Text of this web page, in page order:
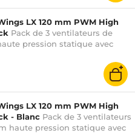
LX 120 mm PWM High
Pack de 3 ventilateurs de
pression statique avec
LX 120 mm PWM High
- Blanc Pack de 3 ventilateurs
haute pression statique avec